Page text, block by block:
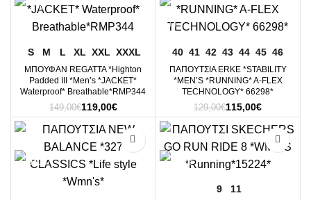
S M L XL XXL XXXL
ΜΠΟΥΦΑΝ REGATTA *Highton
Padded III *Men’s *JACKET*
Waterproof* Breathable*RMP344
149,00€Original
price
was:
149,00€.
119,00€Η
τρέχουσα
τιμή
είναι:
119,00€.
40 41 42 43 44 45 46
ΠΑΠΟΥΤΣΙΑ ERKE *STABILITY
*MEN’S *RUNNING* A-FLEX
TECHNOLOGY* 66298*
129,00€Original
price
was:
129,00€.
115,00€Η
τρέχουσα
τιμή
είναι:
115,00€.
9 11